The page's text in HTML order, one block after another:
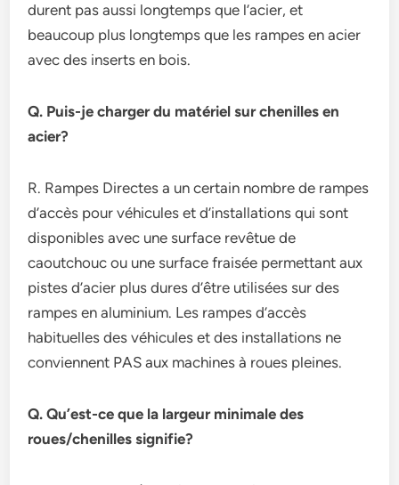
durent pas aussi longtemps que l’acier, et
beaucoup plus longtemps que les rampes en acier
avec des inserts en bois.
Q. Puis-je charger du matériel sur chenilles en
acier?
R. Rampes Directes a un certain nombre de rampes
d’accès pour véhicules et d’installations qui sont
disponibles avec une surface revêtue de
caoutchouc ou une surface fraisée permettant aux
pistes d’acier plus dures d’être utilisées sur des
rampes en aluminium. Les rampes d’accès
habituelles des véhicules et des installations ne
conviennent PAS aux machines à roues pleines.
Q. Qu’est-ce que la largeur minimale des
roues/chenilles signifie?